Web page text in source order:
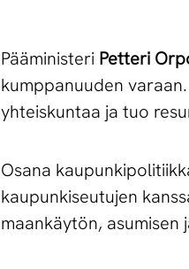
Pääministeri Petteri
kumppanuuden
yhteiskuntaa ja tuo
Osana
kaupunkiseutujen
maankäytön, asumisen